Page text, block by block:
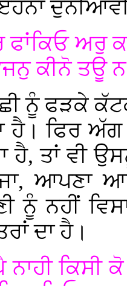
ਫਾਂਕਿਓ ਅਰੁ
ਕੀਨੋ ਤਊ ਨ
ਨੂੰ ਫੜਕੇ
ਹੈ। ਫਿਰ
ਹੈ, ਤਾਂ ਵੀ
ਆਪਣਾ
ਨੂੰ ਨਹੀਂ
ਦਾ ਹੈ।
ਕਿਸੀ